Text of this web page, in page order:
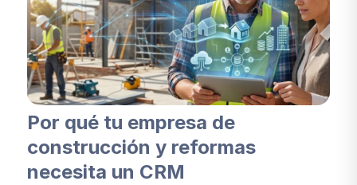
Por qué tu empresa de
construcción y reformas
necesita un CRM